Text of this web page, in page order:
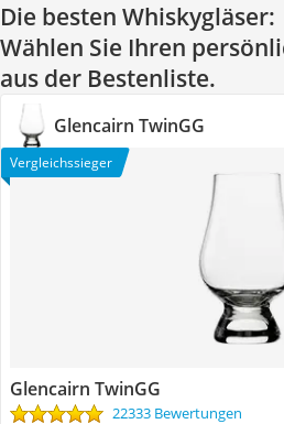
Die besten Whiskygläser:
Wählen Sie Ihren
aus der Bestenliste.
Glencairn TwinGG
Vergleichssieger
Glencairn TwinGG
22333 Bewertungen